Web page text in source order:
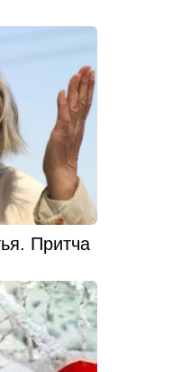
Притча